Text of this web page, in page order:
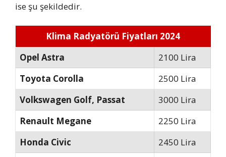
ise şu şekildedir.
Klima Radyatörü Fiyatları 2024
Opel Astra
2100 Lira
Toyota Corolla
2500 Lira
Volkswagen Golf, Passat
3000 Lira
Renault Megane
2250 Lira
Honda Civic
2450 Lira